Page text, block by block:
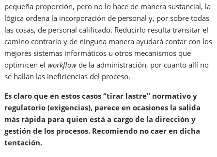
pequeña proporción, pero no lo hace de manera sustancial, la
lógica ordena la incorporación de personal y, por sobre todas
las cosas, de personal calificado. Reducirlo resulta transitar el
camino contrario y de ninguna manera ayudará contar con los
mejores sistemas informáticos u otros mecanismos que
optimicen elworkflow de la administración, por cuanto allí no
se hallan las ineficiencias del proceso.
Es claro que en estos casos “tirar lastre” normativo y
regulatorio (exigencias), parece en ocasiones la salida
más rápida para quien está a cargo de la dirección y
gestión de los procesos. Recomiendo no caer en dicha
tentación.